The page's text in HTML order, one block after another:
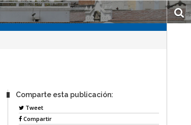
Comparte esta publicación:
Tweet
Compartir